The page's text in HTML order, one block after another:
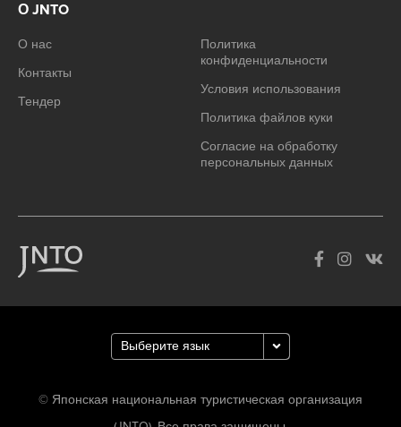
О JNTO
О нас
Контакты
Тендер
Политика
конфиденциальности
Условия использования
Политика файлов куки
Согласие на обработку
персональных данных
© Японская национальная туристическая организация